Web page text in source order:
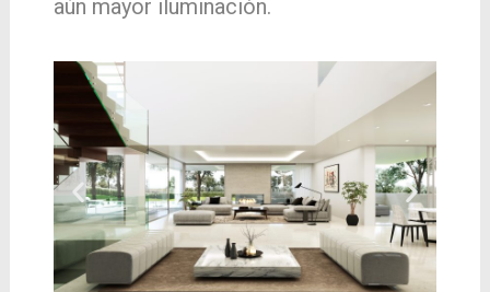
aún mayor iluminación.